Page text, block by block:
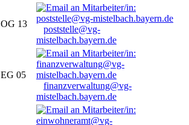
OG 13
poststelle@vg-
mistelbach.bayern.de
EG 05
finanzverwaltung@vg-
mistelbach.bayern.de